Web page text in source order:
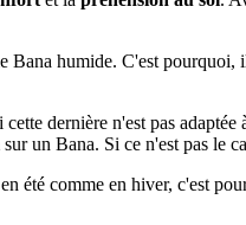
Bana humide. C'est
dernière n'est pas
un Bana. Si ce n'est pas le
été comme en hiver, c'est